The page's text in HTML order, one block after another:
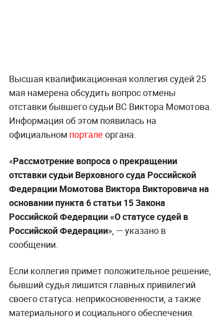
Высшая квалификационная коллегия судей 25
мая намерена обсудить вопрос отмены
отставки бывшего судьи ВС Виктора Момотова.
Информация об этом появилась на
официальном портале органа.
«Рассмотрение вопроса о прекращении
отставки судьи Верховного суда Российской
Федерации Момотова Виктора Викторовича на
основании пункта 6 статьи 15 Закона
Российской Федерации «О статусе судей в
Российской Федерации», — указано в
сообщении.
Если коллегия примет положительное решение,
бывший судья лишится главных привилегий
своего статуса: неприкосновенности, а также
материального и социального обеспечения.